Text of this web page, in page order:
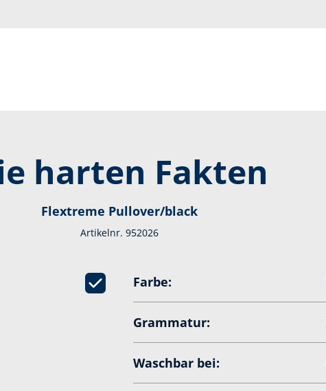
harten Fakten
Flextreme Pullover/black
Artikelnr. 952026
Farbe:
Grammatur:
Waschbar bei: